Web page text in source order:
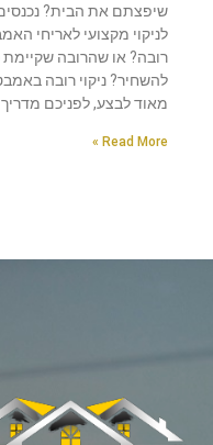
שיפצתם את הבית?
לניקוי מקצועי לאריחי
רובה? או שהרובה
להשחיר? ניקוי רובה
מאוד לבצע, לפניכם
Read More »